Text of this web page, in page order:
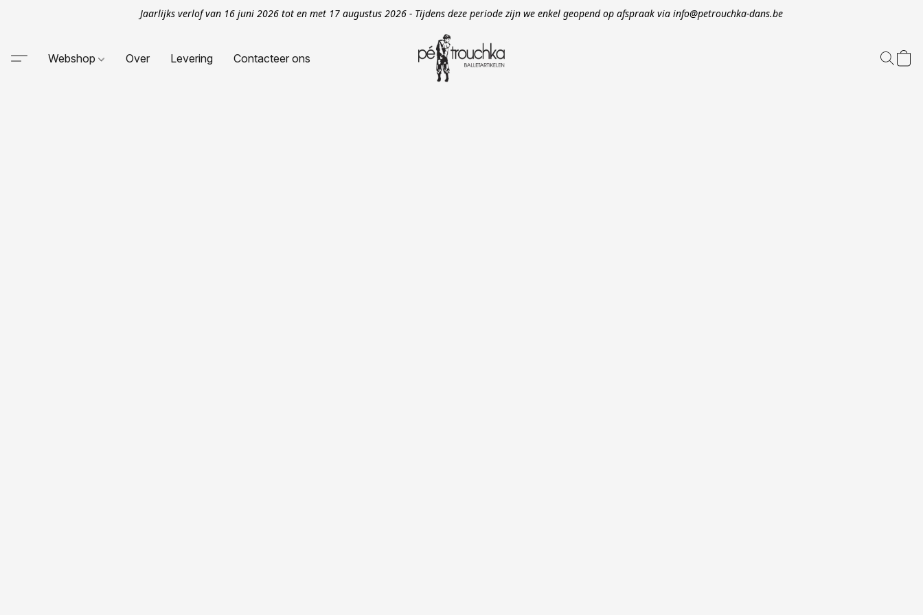
Jaarlijks verlof van 16 juni 2026 tot en met 17 augustus 2026 - Tijdens deze periode zijn we enkel geopend op afspraak via info@petrouchka-dans.be
Webshop Over Levering Contacteer ons